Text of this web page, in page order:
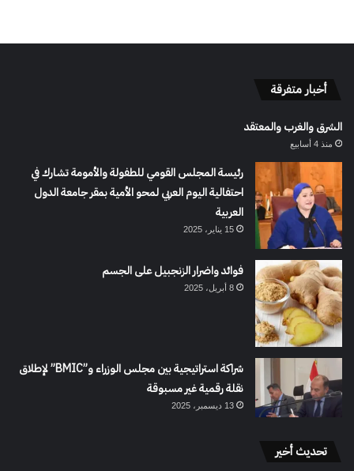
أخبار متفرقة
الشرق والغرب والمعتقد
منذ 4 أسابيع
رئيسة المجلس القومي للطفولة والأمومة تشارك في
احتفالية اليوم العربي لمحو الأمية بمقر جامعة الدول
العربية
15 يناير، 2025
فوائد واضرار الزنجبيل على الجسم
8 أبريل، 2025
شراكة استراتيجية بين مجلس الوزراء و”BMIC” لإطلاق
نقلة رقمية غير مسبوقة
13 ديسمبر، 2025
تحديث أخير